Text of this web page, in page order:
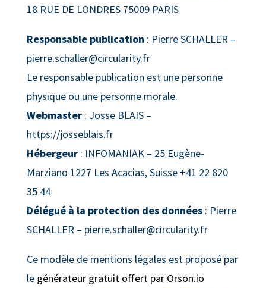
18 RUE DE LONDRES 75009 PARIS
Responsable publication : Pierre SCHALLER –
pierre.schaller@circularity.fr
Le responsable publication est une personne
physique ou une personne morale.
Webmaster: Josse BLAIS –
https://josseblais.fr
Hébergeur: INFOMANIAK – 25 Eugène-
Marziano 1227 Les Acacias, Suisse +41 22 820
35 44
Délégué à la protection des données: Pierre
SCHALLER – pierre.schaller@circularity.fr
Ce modèle de mentions légales est proposé par
le générateur gratuit offert par Orson.io